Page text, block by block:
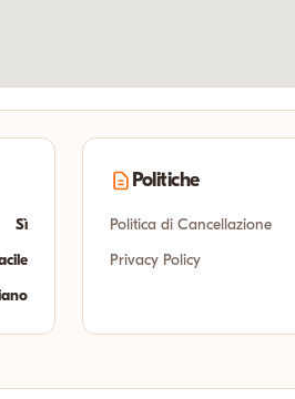
Sì
Politiche
Politica di Cancellazione
Privacy Policy